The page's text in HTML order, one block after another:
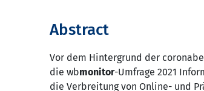
Abstract
Vor dem Hintergrund der
die wbmonitor-Umfrage 2021
die Verbreitung von Online- und